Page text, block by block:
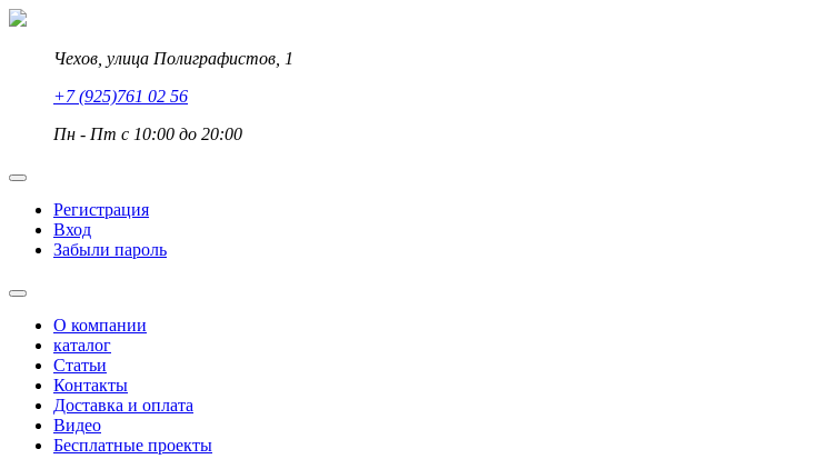
Чехов, улица Полиграфистов, 1
+7 (925)761 02 56
Пн - Пт с 10:00 до 20:00
Регистрация
Вход
Забыли пароль
О компании
каталог
Статьи
Контакты
Доставка и оплата
Видео
Бесплатные проекты